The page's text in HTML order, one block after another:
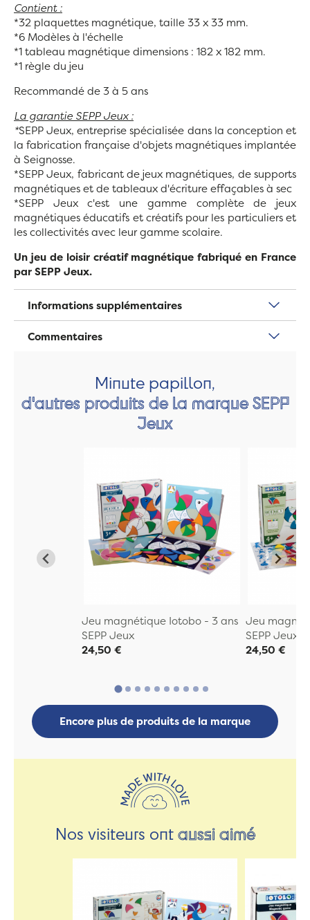
Contient :
*32 plaquettes magnétique, taille 33 x 33 mm.
*6 Modèles à l'échelle
*1 tableau magnétique dimensions : 182 x 182 mm.
*1 règle du jeu
Recommandé de 3 à 5 ans
La garantie SEPP Jeux :
*SEPP Jeux, entreprise spécialisée dans la conception et
la fabrication française d'objets magnétiques implantée
à Seignosse.
*SEPP Jeux, fabricant de jeux magnétiques, de supports
magnétiques et de tableaux d'écriture effaçables à sec
*SEPP Jeux c'est une gamme complète de jeux
magnétiques éducatifs et créatifs pour les particuliers et
les collectivités avec leur gamme scolaire.
Un jeu de loisir créatif magnétique fabriqué en France
par SEPP Jeux.
Informations supplémentaires
Commentaires
Minute papillon,
d'autres produits de la marque SEPP
Jeux
Jeu magnétique Iotobo - 3 ans
SEPP Jeux
24,50 €
Jeu
SEPP Jeux
24,50 €
Encore plus de produits de la marque
Nos visiteurs ontaussi aimé